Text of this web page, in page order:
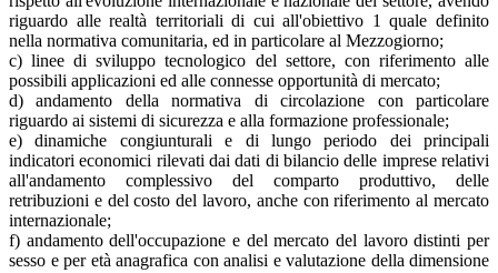
riguardo alle realtà territoriali di cui all'obiettivo 1 quale definito
nella normativa comunitaria, ed in particolare al Mezzogiorno;
c) linee di sviluppo tecnologico del settore, con riferimento alle
possibili applicazioni ed alle connesse opportunità di mercato;
d) andamento della normativa di circolazione con particolare
riguardo ai sistemi di sicurezza e alla formazione professionale;
e) dinamiche congiunturali e di lungo periodo dei principali
indicatori economici rilevati dai dati di bilancio delle imprese relativi
all'andamento complessivo del comparto produttivo, delle
retribuzioni e del costo del lavoro, anche con riferimento al mercato
internazionale;
f) andamento dell'occupazione e del mercato del lavoro distinti per
sesso e per età anagrafica con analisi e valutazione della dimensione